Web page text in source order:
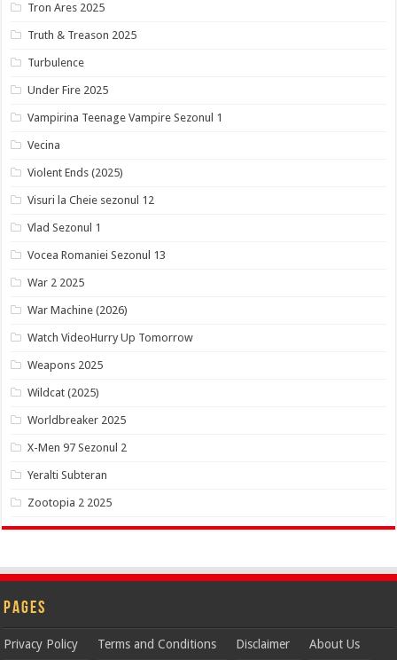
Tron Ares 2025
Truth & Treason 2025
Turbulence
Under Fire 2025
Vampirina Teenage Vampire Sezonul 1
Vecina
Violent Ends (2025)
Visuri la Cheie sezonul 12
Vlad Sezonul 1
Vocea Romaniei Sezonul 13
War 2 2025
War Machine (2026)
Watch VideoHurry Up Tomorrow
Weapons 2025
Wildcat (2025)
Worldbreaker 2025
X-Men 97 Sezonul 2
Yeralti Subteran
Zootopia 2 2025
Pages
Privacy Policy Terms and Conditions Disclaimer About Us